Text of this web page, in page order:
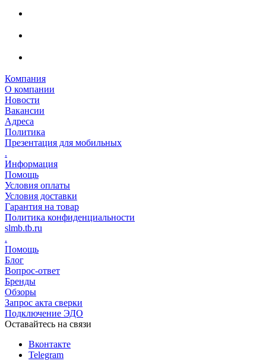
Компания
О компании
Новости
Вакансии
Адреса
Политика
Презентация для мобильных
.
Информация
Помощь
Условия оплаты
Условия доставки
Гарантия на товар
Политика конфиденциальности
slmb.tb.ru
.
Помощь
Блог
Вопрос-ответ
Бренды
Обзоры
Запрос акта сверки
Подключение ЭДО
Оставайтесь на связи
Вконтакте
Telegram